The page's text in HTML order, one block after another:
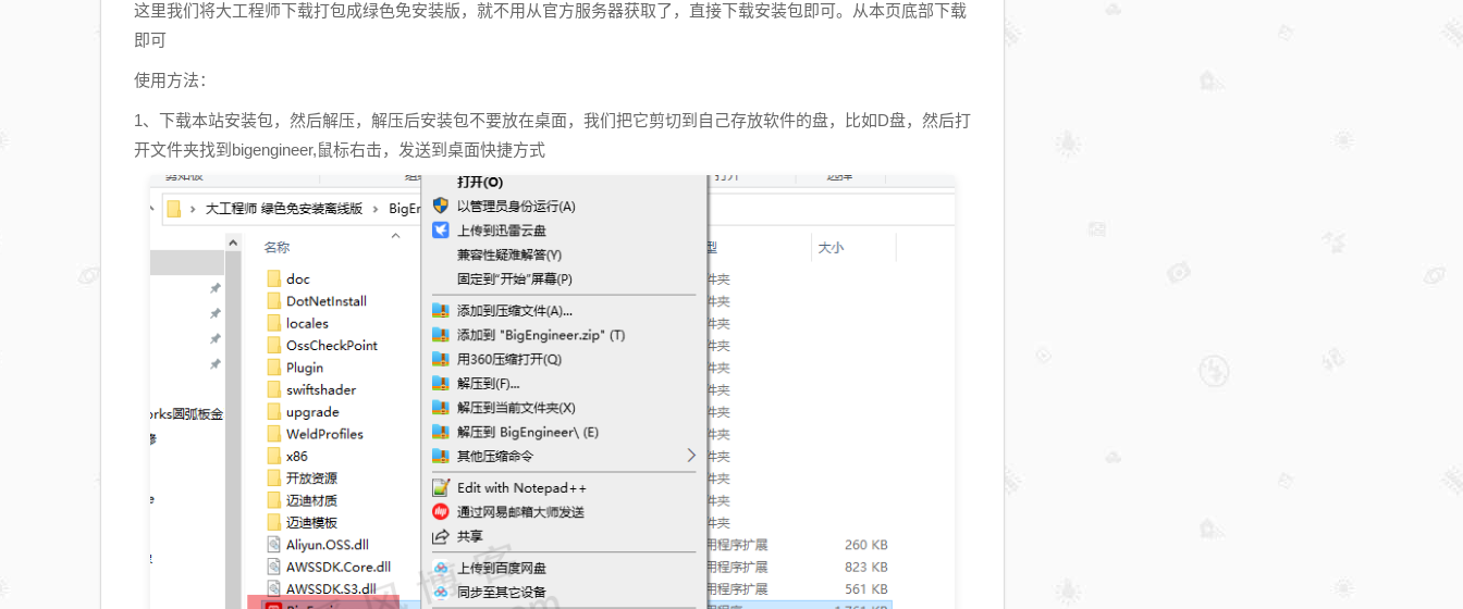
这里我们将大工程师下载打包成绿色免安装版，就不用从官方服务器获取了，直接下载安装包即可。从本页底部下载
即可
使用方法：
1、下载本站安装包，然后解压，解压后安装包不要放在桌面，我们把它剪切到自己存放软件的盘，比如D盘，然后打
开文件夹找到bigengineer,鼠标右击，发送到桌面快捷方式